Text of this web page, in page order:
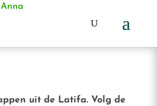
uit de Latifa. Volg de